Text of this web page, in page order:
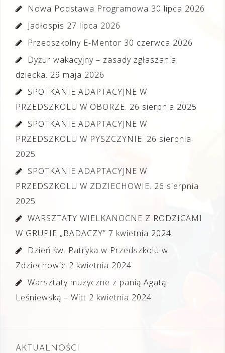
Nowa Podstawa Programowa 30 lipca 2026
Jadłospis 27 lipca 2026
Przedszkolny E-Mentor 30 czerwca 2026
Dyżur wakacyjny – zasady zgłaszania
dziecka. 29 maja 2026
SPOTKANIE ADAPTACYJNE W
PRZEDSZKOLU W OBORZE. 26 sierpnia 2025
SPOTKANIE ADAPTACYJNE W
PRZEDSZKOLU W PYSZCZYNIE. 26 sierpnia
2025
SPOTKANIE ADAPTACYJNE W
PRZEDSZKOLU W ZDZIECHOWIE. 26 sierpnia
2025
WARSZTATY WIELKANOCNE Z RODZICAMI
W GRUPIE „BADACZY” 7 kwietnia 2024
Dzień św. Patryka w Przedszkolu w
Zdziechowie 2 kwietnia 2024
Warsztaty muzyczne z panią Agatą
Leśniewską – Witt 2 kwietnia 2024
AKTUALNOŚCI